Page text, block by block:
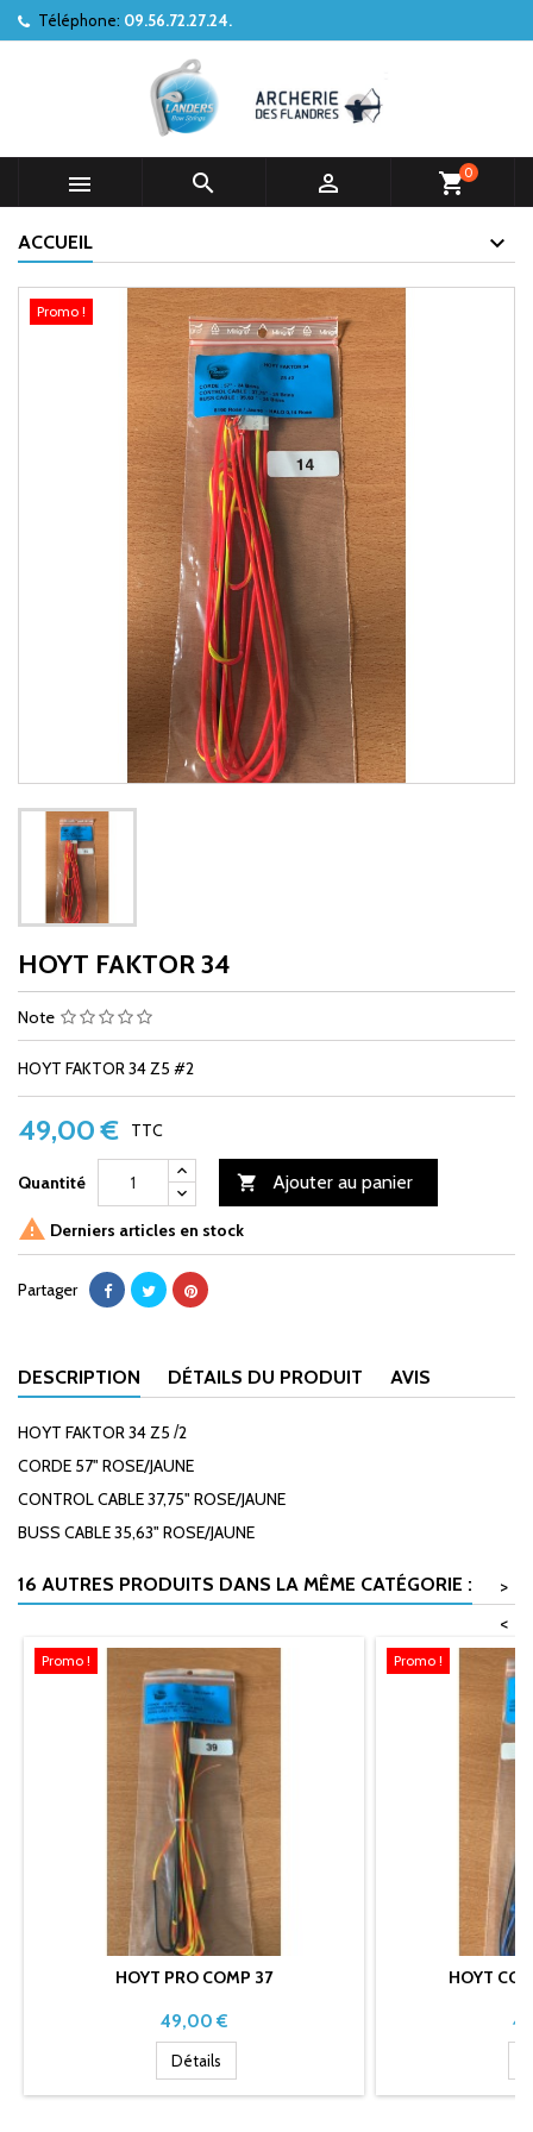
Téléphone: 09.56.72.27.24.
   shopping_cart0
ACCUEIL
Promo !
HOYT FAKTOR 34
Note
HOYT FAKTOR 34 Z5 #2
49,00 € TTC
Quantité  Ajouter au panier
 Derniers articles en stock
Partager
DESCRIPTION DÉTAILS DU PRODUIT AVIS
HOYT FAKTOR 34 Z5 /2
CORDE 57" ROSE/JAUNE
CONTROL CABLE 37,75" ROSE/JAUNE
BUSS CABLE 35,63" ROSE/JAUNE
16 AUTRES PRODUITS DANS LA MÊME CATÉGORIE :
>
<
Promo !
HOYT PRO COMP 37
Prix
49,00 €
Détails
Promo !
HOYT